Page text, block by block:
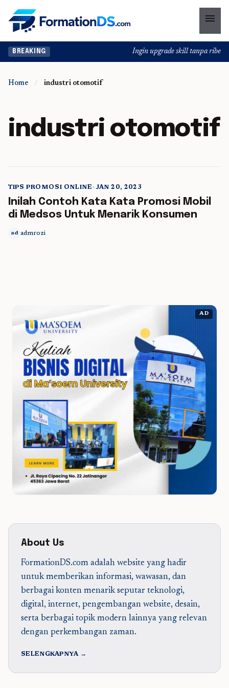
menu
BREAKING Ingin upgrade skill tanpa ribet?
Home / industri otomotif
industri otomotif
5 min read
TIPS PROMOSI ONLINE• JAN 20, 2023
Inilah Contoh Kata Kata Promosi Mobil
di Medsos Untuk Menarik Konsumen
ad admrozi
AD
About Us
FormationDS.com adalah website yang hadir
untuk memberikan informasi, wawasan, dan
berbagai konten menarik seputar teknologi,
digital, internet, pengembangan website, desain,
serta berbagai topik modern lainnya yang relevan
dengan perkembangan zaman.
SELENGKAPNYA →